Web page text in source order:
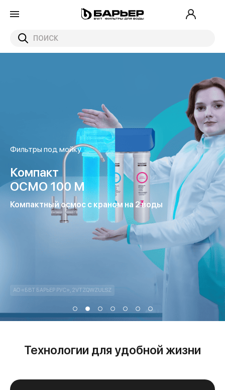
Фильтры под мойку
ЭКСПЕРТ
Жесткость Х2
Двойной ресурс
защиты от накипи
Технологии для удобной жизни